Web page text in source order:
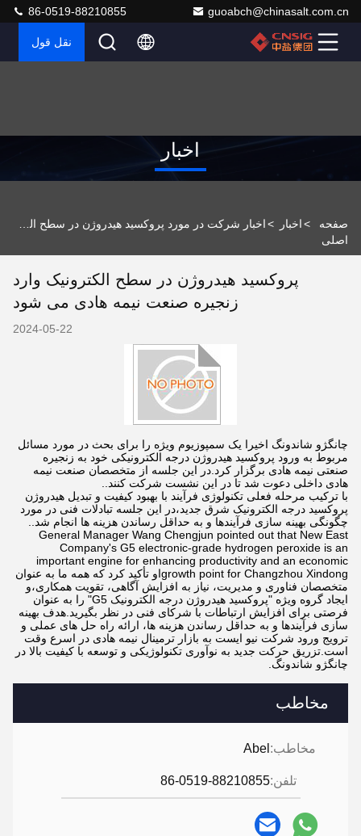
guoabch@chinasalt.com.cn
86-0519-88210855
نقل قول
اخبار
صفحه
اصلی
>اخبار >
مخاطب
مخاطب: Abel
تلفن:86-0519-88210855
پروکسید هیدروژن در سطح الکترونیک وارد
زنجیره صنعت نیمه هادی می شود
2024-05-22
چانگژو شاندونگ اخیرا یک سمپوزیوم ویژه را برای بحث در مورد مسائل
مربوط به ورود پروکسید هیدروژن درجه الکترونیکی خود به زنجیره
صنعتی نیمه هادی برگزار کرد.در این جلسه از متخصصان صنعت نیمه
هادی داخلی دعوت شد تا در این نشست شرکت کنند..
با ترکیب مرحله فعلی تکنولوژی فرآیند با بهبود کیفیت و تبدیل هیدروژن
پروکسید درجه الکترونیک شرق جدید،در این جلسه تبادلات فنی در مورد
چگونگی بهینه سازی فرآیندها و به حداقل رساندن هزینه ها انجام شد..
General Manager Wang Chengjun pointed out that New East
Company's G5 electronic-grade hydrogen peroxide is an
important engine for enhancing productivity and an economic
growth point for Changzhou Xindongاو تأکید کرد که همه ما به عنوان
متخصصان فناوری و مدیریت، نیاز به افزایش آگاهی، تقویت همکاری،و
ایجاد گروه ویژه "پروکسید هیدروژن درجه الکترونیک G5" را به عنوان
فرصتی برای افزایش ارتباطات با شرکای فنی در نظر بگیرید.هدف بهینه
سازی فرآیندها و به حداقل رساندن هزینه ها، ارائه راه حل های عملی و
ترویج ورود شرکت نیو ایست به بازار ترمینال نیمه هادی در اسرع وقت
است.تزریق حرکت جدید به نوآوری تکنولوژیکی و توسعه با کیفیت بالا در
چانگژو شاندونگ.